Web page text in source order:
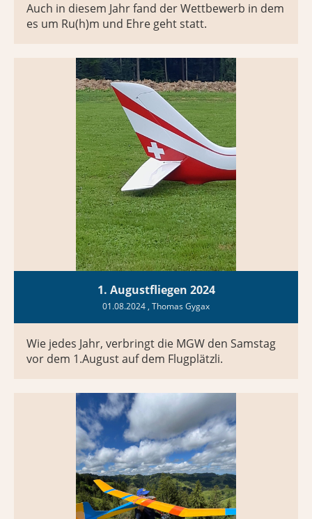
Auch in diesem Jahr fand der Wettbewerb in dem
es um Ru(h)m und Ehre geht statt.
1. Augustfliegen 2024
01.08.2024 , Thomas Gygax
Wie jedes Jahr, verbringt die MGW den Samstag
vor dem 1.August auf dem Flugplätzli.